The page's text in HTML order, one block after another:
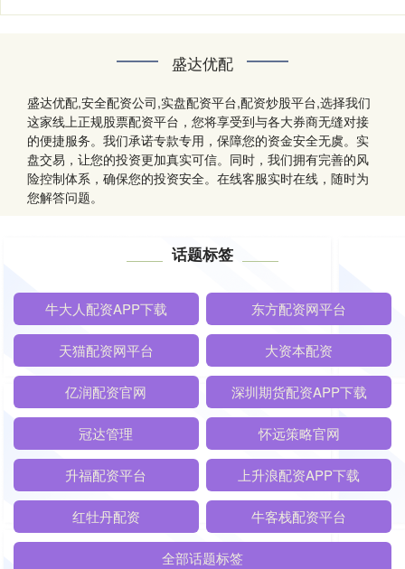
盛达优配
盛达优配,安全配资公司,实盘配资平台,配资炒股平台,选择我们
这家线上正规股票配资平台，您将享受到与各大券商无缝对接
的便捷服务。我们承诺专款专用，保障您的资金安全无虞。实
盘交易，让您的投资更加真实可信。同时，我们拥有完善的风
险控制体系，确保您的投资安全。在线客服实时在线，随时为
您解答问题。
话题标签
牛大人配资APP下载 东方配资网平台
天猫配资网平台 大资本配资
亿润配资官网 深圳期货配资APP下载
冠达管理 怀远策略官网
升福配资平台 上升浪配资APP下载
红牡丹配资 牛客栈配资平台
全部话题标签